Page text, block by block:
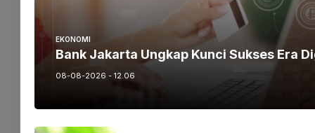
Redaksi
EKONOMI
Bank Jakarta Ungkap Kunci Sukses Era
08-08-2026 - 12.06